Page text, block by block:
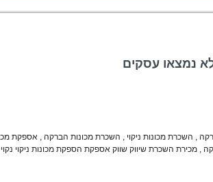
נמצאו עסקים
, השכרת מכונות ניקוי , השכרת מכונות הברקה , אספקת
, מכירת השכרת שיווק שווק אספקת הספקת מכונות ניקוי נקוי